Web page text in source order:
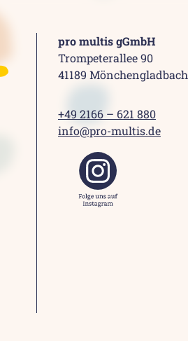
pro multis gGmbH
Trompeterallee 90
41189 Mönchengladbach
+49 2166 – 621 880
info@pro-multis.de